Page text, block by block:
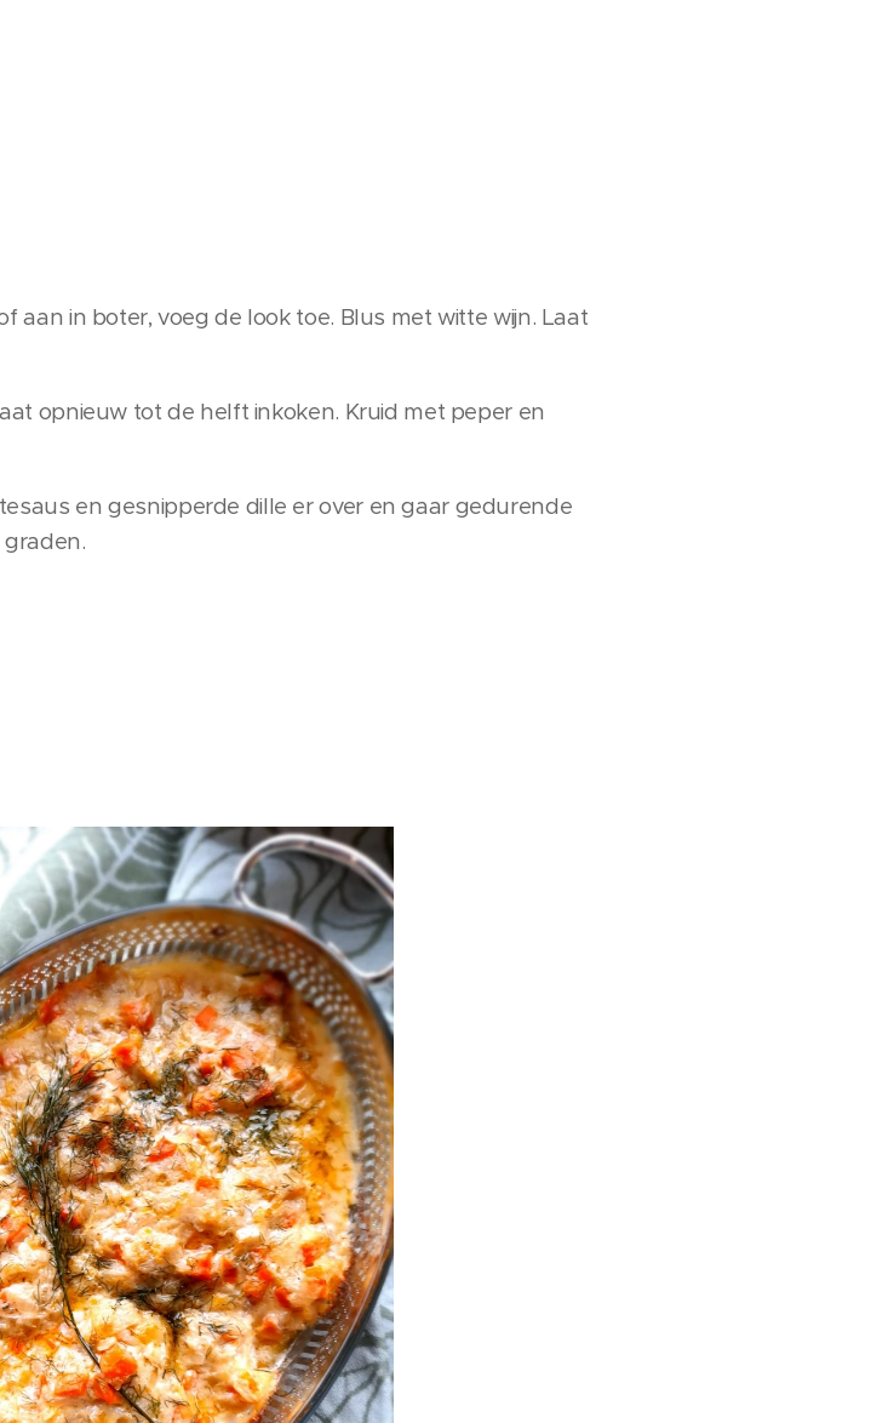
aan in boter, voeg de look toe. Blus met witte wijn. Laat
opnieuw tot de helft inkoken. Kruid met peper en
en gesnipperde dille er over en gaar gedurende
graden.